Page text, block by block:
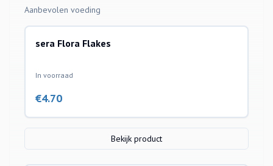
Aanbevolen voeding
sera Flora Flakes
In voorraad
€4.70
Bekijk product